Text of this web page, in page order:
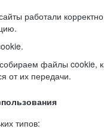
работали
файлы cookie,
от их передачи.
типов: